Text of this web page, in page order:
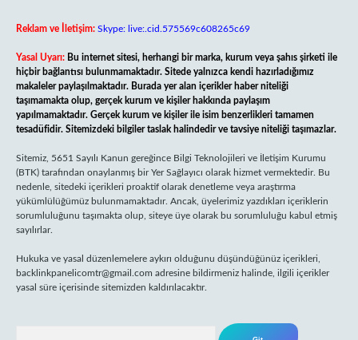
Reklam ve İletişim: Skype: live:.cid.575569c608265c69
Yasal Uyarı: Bu internet sitesi, herhangi bir marka, kurum veya şahıs şirketi ile
hiçbir bağlantısı bulunmamaktadır. Sitede yalnızca kendi hazırladığımız
makaleler paylaşılmaktadır. Burada yer alan içerikler haber niteliği
taşımamakta olup, gerçek kurum ve kişiler hakkında paylaşım
yapılmamaktadır. Gerçek kurum ve kişiler ile isim benzerlikleri tamamen
tesadüfidir. Sitemizdeki bilgiler taslak halindedir ve tavsiye niteliği taşımazlar.
Sitemiz, 5651 Sayılı Kanun gereğince Bilgi Teknolojileri ve İletişim Kurumu
(BTK) tarafından onaylanmış bir Yer Sağlayıcı olarak hizmet vermektedir. Bu
nedenle, sitedeki içerikleri proaktif olarak denetleme veya araştırma
yükümlülüğümüz bulunmamaktadır. Ancak, üyelerimiz yazdıkları içeriklerin
sorumluluğunu taşımakta olup, siteye üye olarak bu sorumluluğu kabul etmiş
sayılırlar.
Hukuka ve yasal düzenlemelere aykırı olduğunu düşündüğünüz içerikleri,
backlinkpanelicomtr@gmail.com adresine bildirmeniz halinde, ilgili içerikler
yasal süre içerisinde sitemizden kaldırılacaktır.